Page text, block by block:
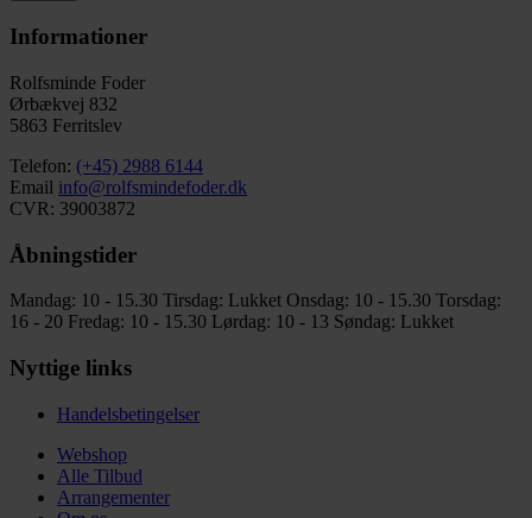
Informationer
Rolfsminde Foder
Ørbækvej 832
5863 Ferritslev
Telefon: (+45) 2988 6144
Email info@rolfsmindefoder.dk
CVR: 39003872
Åbningstider
Mandag: 10 - 15.30 Tirsdag: Lukket Onsdag: 10 - 15.30 Torsdag:
16 - 20 Fredag: 10 - 15.30 Lørdag: 10 - 13 Søndag: Lukket
Nyttige links
Handelsbetingelser
Webshop
Alle Tilbud
Arrangementer